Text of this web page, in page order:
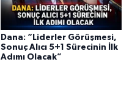
Dana: “Liderler Görüşmesi,
Sonuç Alıcı 5+1 Sürecinin İlk
Adımı Olacak”